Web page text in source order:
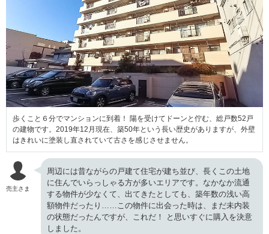
歩くこと６分でマンションに到着！ 陽を受けてドーンと佇む、総戸数52戸
の建物です。2019年12月現在、築50年という長い歴史がありますが、外壁
はきれいに塗装し直されていて古さを感じさせません。
売主さま
周辺には昔ながらの戸建て住宅が建ち並び、長くこの土地
に住んでいらっしゃる方が多いエリアです。なかなか流通
する物件が少なくて、出てきたとしても、築年数の浅い高
額物件だったり……この物件に出会った時は、まだ未内装
の状態だったんですが、これだ！ と思いすぐに購入を決意
しました。